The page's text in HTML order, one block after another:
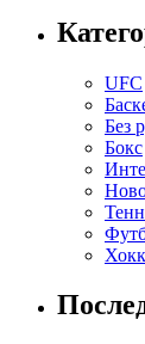
UFC
Без
Бокс